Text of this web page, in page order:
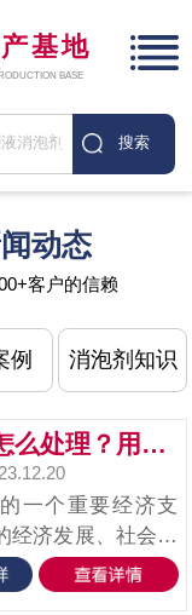
基地
BASE
动态
客户的信赖
例 消泡剂知识
工业泡沫怎么处理？用工业消泡剂！
一个重要经济支
经济发展、社会发
等有着非常重要的
工业发展进程也是